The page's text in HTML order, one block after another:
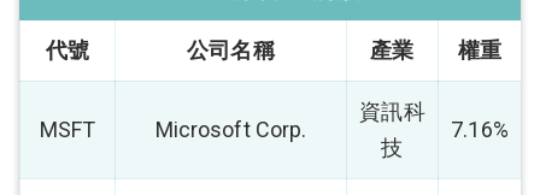
代號 公司名稱 產業 權重
MSFT Microsoft Corp.
資訊科
技
7.16%